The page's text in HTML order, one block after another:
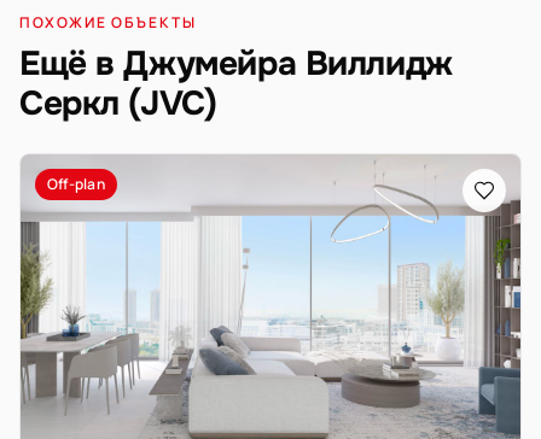
ПОХОЖИЕ ОБЪЕКТЫ
Ещё в Джумейра Виллидж
Серкл (JVC)
Off-plan